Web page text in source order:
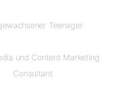
Teenager
und Content Marketing
Consultant